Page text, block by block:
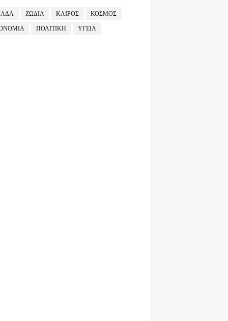
ΖΩΔΙΑ ΚΑΙΡΟΣ ΚΟΣΜΟΣ
ΠΟΛΙΤΙΚΗ ΥΓΕΙΑ